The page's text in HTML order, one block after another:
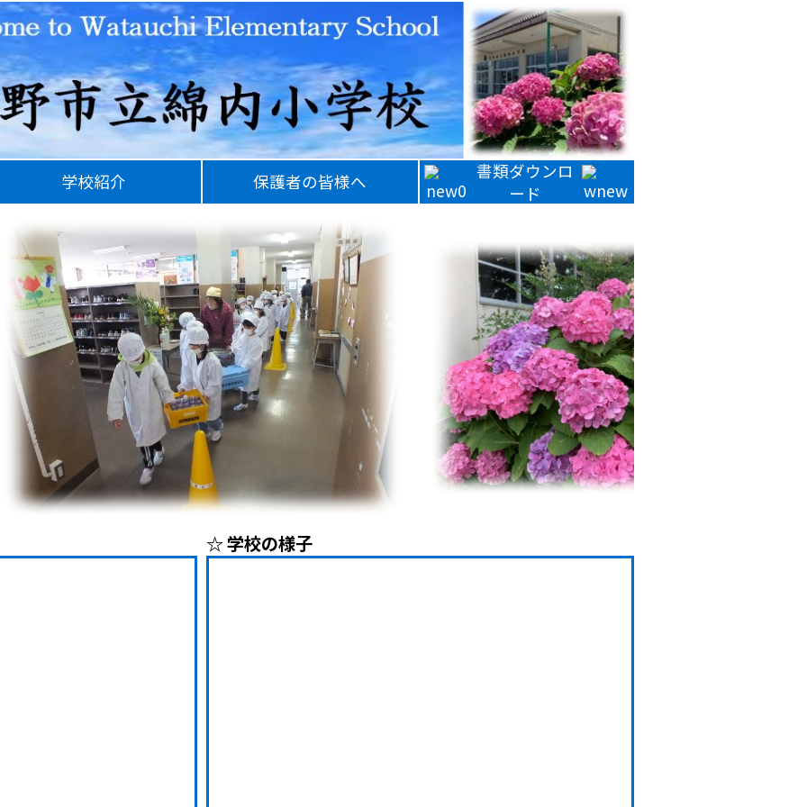
学校紹介 保護者の皆様へ
書類ダウンロ
ード
☆ 学校の様子